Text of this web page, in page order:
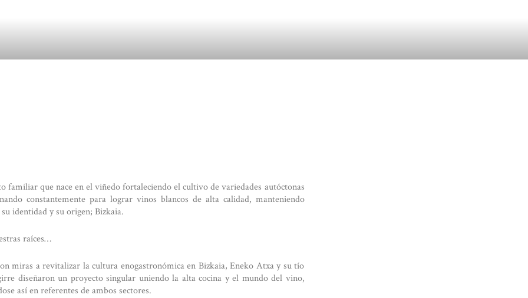
familiar que nace en el viñedo fortaleciendo el cultivo de variedades autóctonas
constantemente para lograr vinos blancos de alta calidad, manteniendo
identidad y su origen; Bizkaia.
raíces…
miras a revitalizar la cultura enogastronómica en Bizkaia, Eneko Atxa y su tío
diseñaron un proyecto singular uniendo la alta cocina y el mundo del vino,
así en referentes de ambos sectores.